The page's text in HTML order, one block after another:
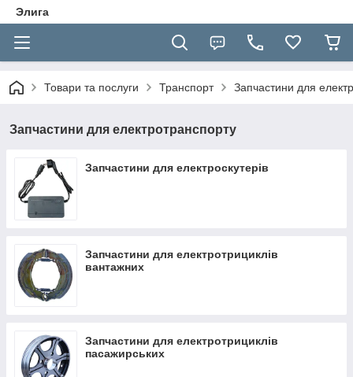
Элига
Товари та послуги Транспорт Запчастини для
Запчастини для електротранспорту
Запчастини для електроскутерів
Запчастини для електротрициклів
вантажних
Запчастини для електротрициклів
пасажирських